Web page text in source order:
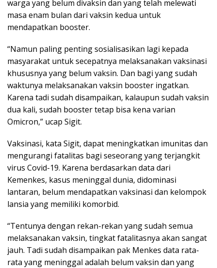
warga yang belum divaksin dan yang telah melewati
masa enam bulan dari vaksin kedua untuk
mendapatkan booster.
“Namun paling penting sosialisasikan lagi kepada
masyarakat untuk secepatnya melaksanakan vaksinasi
khususnya yang belum vaksin. Dan bagi yang sudah
waktunya melaksanakan vaksin booster ingatkan.
Karena tadi sudah disampaikan, kalaupun sudah vaksin
dua kali, sudah booster tetap bisa kena varian
Omicron,” ucap Sigit.
Vaksinasi, kata Sigit, dapat meningkatkan imunitas dan
mengurangi fatalitas bagi seseorang yang terjangkit
virus Covid-19. Karena berdasarkan data dari
Kemenkes, kasus meninggal dunia, didominasi
lantaran, belum mendapatkan vaksinasi dan kelompok
lansia yang memiliki komorbid.
“Tentunya dengan rekan-rekan yang sudah semua
melaksanakan vaksin, tingkat fatalitasnya akan sangat
jauh. Tadi sudah disampaikan pak Menkes data rata-
rata yang meninggal adalah belum vaksin dan yang